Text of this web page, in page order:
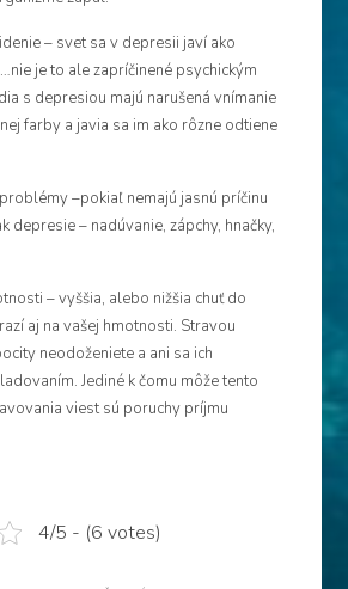
– svet sa v depresii javí ako
je to ale zapríčinené psychickým
s depresiou majú narušená vnímanie
farby a javia sa im ako rôzne odtiene
–pokiaľ nemajú jasnú príčinu
depresie – nadúvanie, zápchy, hnačky,
– vyššia, alebo nižšia chuť do
aj na vašej hmotnosti. Stravou
neodoženiete a ani sa ich
Jediné k čomu môže tento
viest sú poruchy príjmu
4/5 - (6 votes)